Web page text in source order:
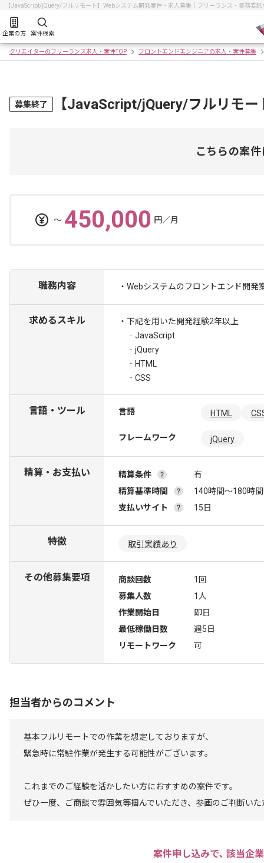
【JavaScript/jQuery/フルリモート】Webシステム開発案件・求人募集｜フリーランス・業務委
企業の方 案件検索
クリエイターのフリーランス求人・案件TOP フロントエンドエンジニアの求人・案件募集
募集終了 【JavaScript/jQuery/フルリモ
こちらの案
〜 450,000 円／月
職務内容 ・Webシステムのフロントエンド開発
求めるスキル
・下記を用いた開発経験2年以上
‐JavaScript
‐jQuery
‐HTML
‐CSS
言語・ツール 言語 HTML
フレームワーク jQuery
精算・お支払い 精算条件
有
精算基準時間
140時間〜180時間
支払いサイト
15日
特徴 取引実績あり
その他募集要項 商談回数
1回
募集人数
1人
作業開始日
即日
最低稼働日数
週5日
リモートワーク
可
担当者からのコメント
基本フルリモートでの作業を想定しておりますが、
緊急時に常駐作業が発生する可能性がございます。
これまでのご経験を活かしたい方におすすめの案件です。
ぜひ一度、ご商談で雰囲気等掴んでいただき、参画のご判断い
案件申し込みで､ 該当企